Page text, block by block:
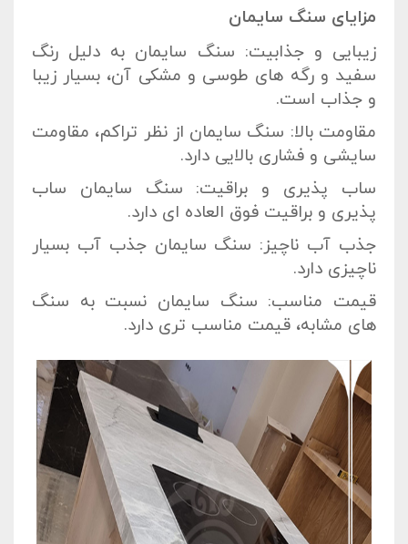
مزایای سنگ سایمان
زیبایی و جذابیت: سنگ سایمان به دلیل رنگ
سفید و رگه های طوسی و مشکی آن، بسیار زیبا
و جذاب است.
مقاومت بالا: سنگ سایمان از نظر تراکم، مقاومت
سایشی و فشاری بالایی دارد.
ساب پذیری و براقیت: سنگ سایمان ساب
پذیری و براقیت فوق العاده ای دارد.
جذب آب ناچیز: سنگ سایمان جذب آب بسیار
ناچیزی دارد.
قیمت مناسب: سنگ سایمان نسبت به سنگ
های مشابه، قیمت مناسب تری دارد.